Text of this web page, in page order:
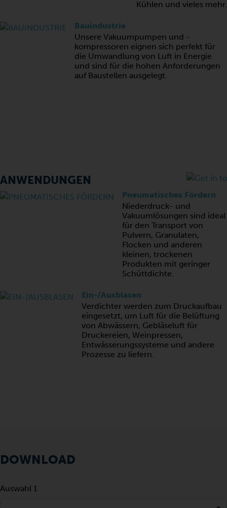
Kühlen und vieles mehr.
Bauindustrie
Unsere Vakuumpumpen und -
kompressoren eignen sich perfekt für
die Umwandlung von Luft in Energie
und sind für die hohen Anforderungen
auf Baustellen ausgelegt.
ANWENDUNGEN
Pneumatisches Fördern
Niederdruck- und
Vakuumlösungen sind ideal
für den Transport von
Pulvern, Granulaten,
Flocken und anderen
kleinen, trockenen
Produkten mit geringer
Schüttdichte.
Ein-/Ausblasen
Verdichter werden zum Druckaufbau
eingesetzt, um Luft für die Belüftung
von Abwässern, Gebläseluft für
Druckereien, Weinpressen,
Entwässerungssysteme und andere
Prozesse zu liefern.
DOWNLOAD
Auswahl 1